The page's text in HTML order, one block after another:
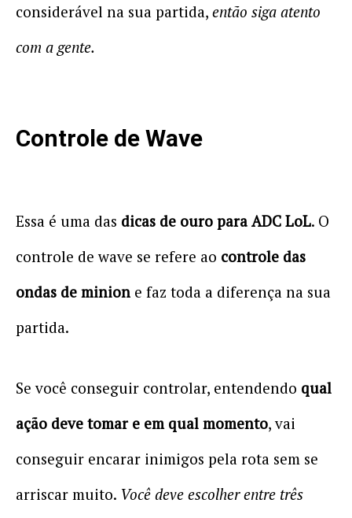
considerável na sua partida, então siga atento
com a gente.
Controle de Wave
Essa é uma das dicas de ouro para ADC LoL. O
controle de wave se refere ao controle das
ondas de minion e faz toda a diferença na sua
partida.
Se você conseguir controlar, entendendo qual
ação deve tomar e em qual momento, vai
conseguir encarar inimigos pela rota sem se
arriscar muito. Você deve escolher entre três